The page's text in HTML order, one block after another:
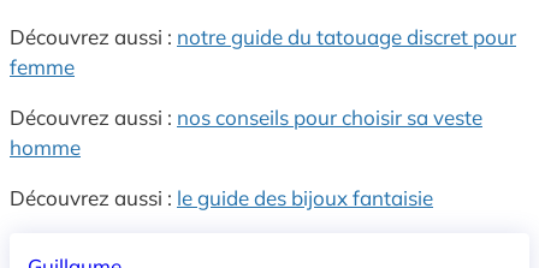
Découvrez aussi : notre guide du tatouage discret pour
femme
Découvrez aussi : nos conseils pour choisir sa veste
homme
Découvrez aussi : le guide des bijoux fantaisie